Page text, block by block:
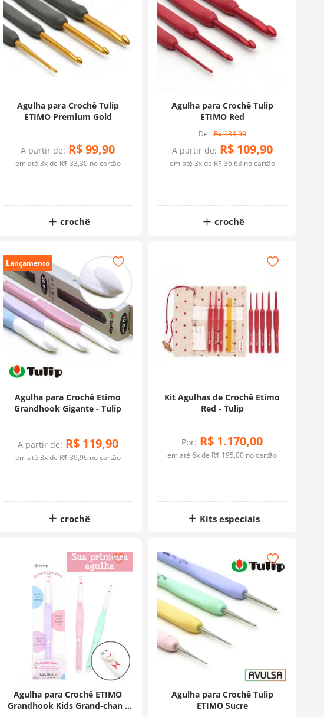
Agulha para Crochê Tulip
ETIMO Premium Gold
A partir de: R$99,90
em até 3x de R$ 33,30no cartão
crochê
Agulha para Crochê Tulip
ETIMO Red
R$134,90
A partir de: R$ 109,90
em até 3x de R$ 36,63 no cartão
crochê
Lançamento
Agulha para Crochê Etimo
Grandhook Gigante - Tulip
A partir de: R$ 119,90
em até 3x de R$ 39,96no cartão
crochê
Kit Agulhas de Crochê Etimo
Red - Tulip
Por: R$ 1.170,00
em até 6x de R$ 195,00 no cartão
Kits especiais
Agulha para Crochê ETIMO
Grandhook Kids Grand-chan -
Agulha para Crochê Tulip
ETIMO Sucre